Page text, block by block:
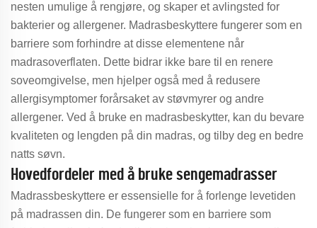
nesten umulige å rengjøre, og skaper et avlingsted for
bakterier og allergener. Madrasbeskyttere fungerer som en
barriere som forhindre at disse elementene når
madrasoverflaten. Dette bidrar ikke bare til en renere
soveomgivelse, men hjelper også med å redusere
allergisymptomer forårsaket av støvmyrer og andre
allergener. Ved å bruke en madrasbeskytter, kan du bevare
kvaliteten og lengden på din madras, og tilby deg en bedre
natts søvn.
Hovedfordeler med å bruke sengemadrasser
Madrassbeskyttere er essensielle for å forlenge levetiden
på madrassen din. De fungerer som en barriere som